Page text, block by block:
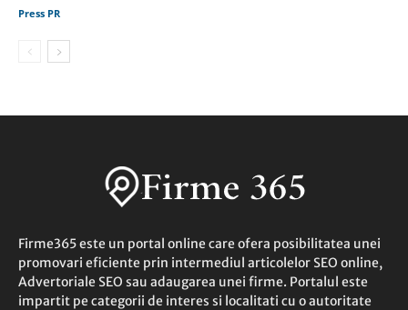
Press PR
Firme365 este un portal online care ofera posibilitatea unei
promovari eficiente prin intermediul articolelor SEO online,
Advertoriale SEO sau adaugarea unei firme. Portalul este
impartit pe categorii de interes si localitati cu o autoritate